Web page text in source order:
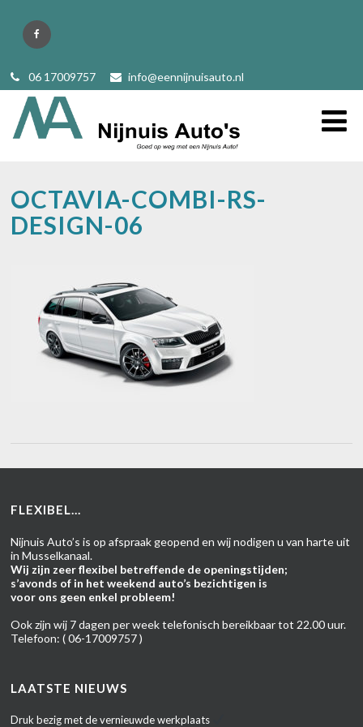
06 17009757 info@eennijnuisauto.nl
OCTAVIA-COMBI-RS-
DESIGN-06
FLEXIBEL...
Nijnuis Auto’s is op afspraak geopend en wij nodigen u van harte uit
in Musselkanaal.
Wij zijn zeer flexibel betreffende de openingstijden;
s’avonds of in het weekend auto’s bezichtigen is
voor ons geen enkel probleem!
Ook zijn wij 7 dagen per week telefonisch bereikbaar tot 22.00 uur.
Telefoon: ( 06-17009757 )
LAATSTE NIEUWS
Druk bezig met de vernieuwde werkplaats